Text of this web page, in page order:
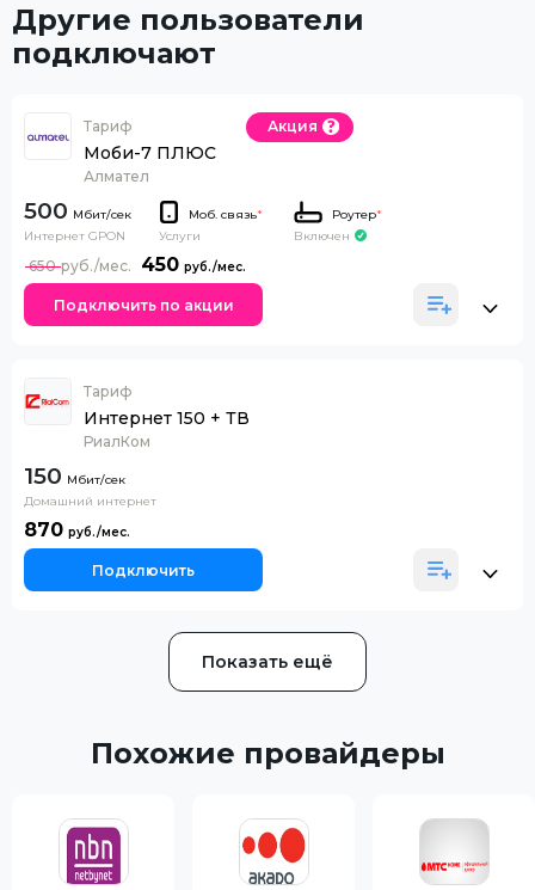
Другие пользователи
подключают
Тариф
Моби-7 ПЛЮС
Алмател
Акция
500
Интернет GPON
Моб. связь*
Услуги
Роутер*
Включен
450
650
Подключить по акции
Тариф
Интернет 150 + ТВ
РиалКом
150
Домашний интернет
870
Подключить
Показать ещё
Похожие провайдеры